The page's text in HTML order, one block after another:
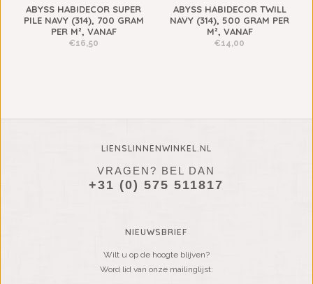
ABYSS HABIDECOR SUPER
PILE NAVY (314), 700 GRAM
PER M², VANAF
€16,50
ABYSS HABIDECOR TWILL
NAVY (314), 500 GRAM PER
M², VANAF
€14,00
LIENSLINNENWINKEL.NL
VRAGEN? BEL DAN
+31 (0) 575 511817
NIEUWSBRIEF
Wilt u op de hoogte blijven?
Word lid van onze mailinglijst: